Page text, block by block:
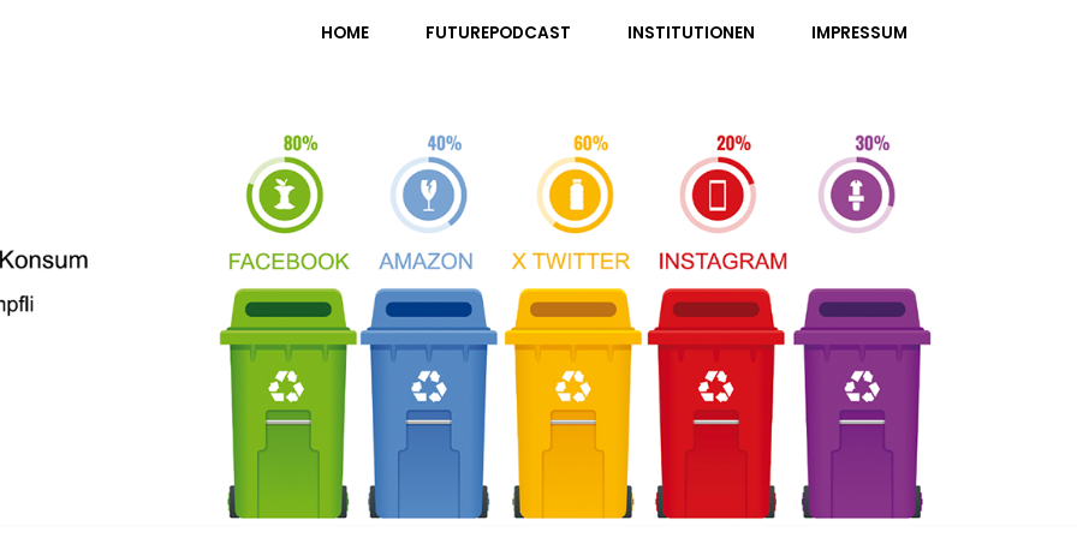
HOME FUTUREPODCAST INSTITUTIONEN IMPRESSUM